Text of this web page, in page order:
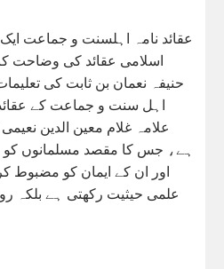
عقائد نامہ اہلسنت و جماعت
اسلامی عقائد کی وضاحت
حنیفہ نعمان بن ثابت کی
اہل سنت و جماعت کے
علامہ غلام معین الدین
ہے، جس کا مقصد مسلمانوں کو
اور ان کے ایمان کو مضبوط
علمی حیثیت رکھتی ہے بلکہ